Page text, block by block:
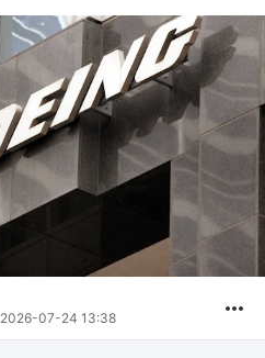
2026-07-24 13:38